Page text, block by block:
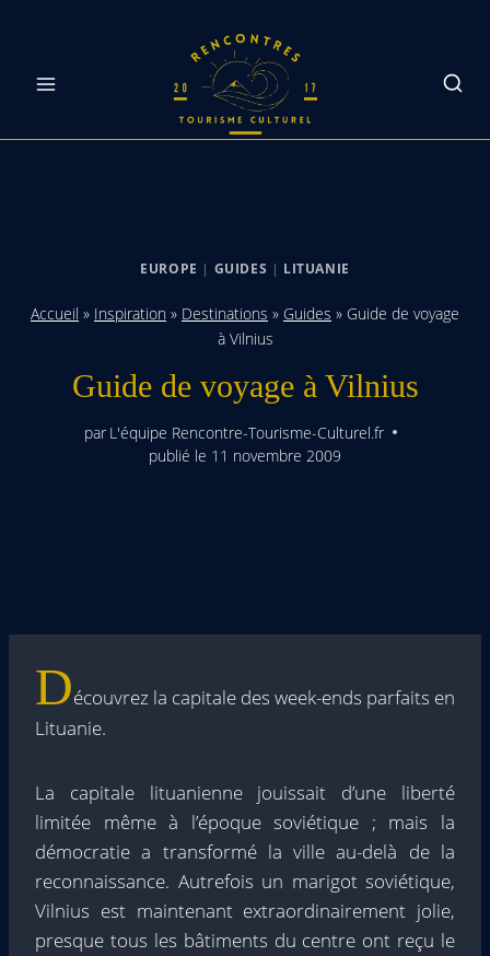
EUROPE | GUIDES | LITUANIE
Accueil » Inspiration » Destinations » Guides » Guide de voyage
à Vilnius
Guide de voyage à Vilnius
par L'équipe Rencontre-Tourisme-Culturel.fr
publié le 11 novembre 2009
Découvrez la capitale des week-ends parfaits en
Lituanie.
La capitale lituanienne jouissait d’une liberté
limitée même à l’époque soviétique ; mais la
démocratie a transformé la ville au-delà de la
reconnaissance. Autrefois un marigot soviétique,
Vilnius est maintenant extraordinairement jolie,
presque tous les bâtiments du centre ont reçu le